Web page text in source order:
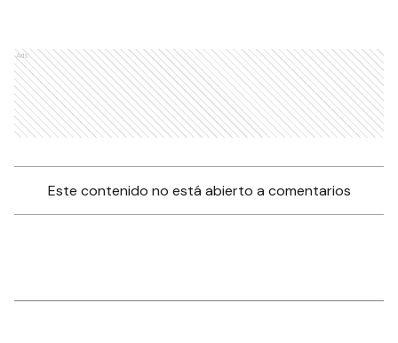
Ads
Este contenido no está abierto a comentarios